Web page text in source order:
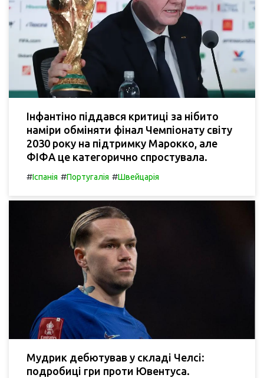
Інфантіно піддався критиці за нібито
наміри обміняти фінал Чемпіонату світу
2030 року на підтримку Марокко, але
ФІФА це категорично спростувала.
#Іспанія #Португалія #Швейцарія
Мудрик дебютував у складі Челсі:
подробиці гри проти Ювентуса.